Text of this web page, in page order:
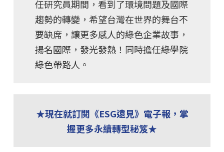
任研究員期間，看到了環境問題及國際
趨勢的轉變，希望台灣在世界的舞台不
要缺席，讓更多感人的綠色企業故事，
揚名國際，發光發熱！同時擔任綠學院
綠色帶路人。
★現在就訂閱《ESG遠見》電子報，掌
握更多永續轉型秘笈★